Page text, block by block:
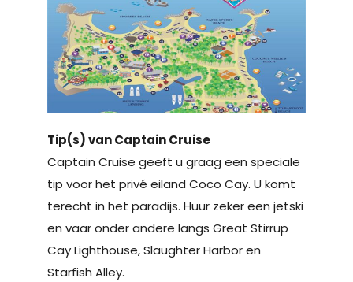
Tip(s) van Captain Cruise
Captain Cruise geeft u graag een speciale
tip voor het privé eiland Coco Cay. U komt
terecht in het paradijs. Huur zeker een jetski
en vaar onder andere langs Great Stirrup
Cay Lighthouse, Slaughter Harbor en
Starfish Alley.